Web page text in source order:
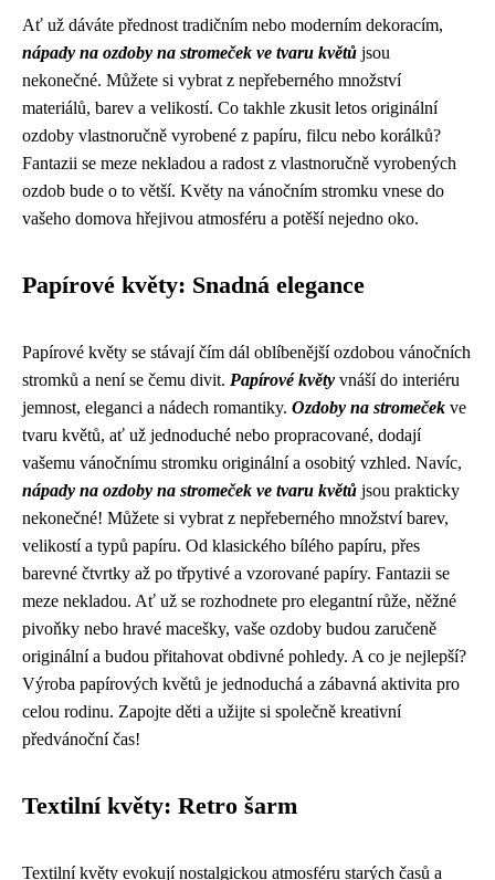
Ať už dáváte přednost tradičním nebo moderním dekoracím,
nápady na ozdoby na stromeček ve tvaru květů jsou
nekonečné. Můžete si vybrat z nepřeberného množství
materiálů, barev a velikostí. Co takhle zkusit letos originální
ozdoby vlastnoručně vyrobené z papíru, filcu nebo korálků?
Fantazii se meze nekladou a radost z vlastnoručně vyrobených
ozdob bude o to větší. Květy na vánočním stromku vnese do
vašeho domova hřejivou atmosféru a potěší nejedno oko.
Papírové květy: Snadná elegance
Papírové květy se stávají čím dál oblíbenější ozdobou vánočních
stromků a není se čemu divit. Papírové květy vnáší do interiéru
jemnost, eleganci a nádech romantiky. Ozdoby na stromeček ve
tvaru květů, ať už jednoduché nebo propracované, dodají
vašemu vánočnímu stromku originální a osobitý vzhled. Navíc,
nápady na ozdoby na stromeček ve tvaru květů jsou prakticky
nekonečné! Můžete si vybrat z nepřeberného množství barev,
velikostí a typů papíru. Od klasického bílého papíru, přes
barevné čtvrtky až po třpytivé a vzorované papíry. Fantazii se
meze nekladou. Ať už se rozhodnete pro elegantní růže, něžné
pivoňky nebo hravé macešky, vaše ozdoby budou zaručeně
originální a budou přitahovat obdivné pohledy. A co je nejlepší?
Výroba papírových květů je jednoduchá a zábavná aktivita pro
celou rodinu. Zapojte děti a užijte si společně kreativní
předvánoční čas!
Textilní květy: Retro šarm
Textilní květy evokují nostalgickou atmosféru starých časů a